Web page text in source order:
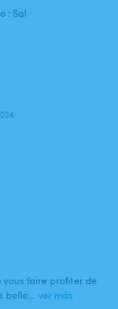
: Sal
vous faire profiter de
belle… ver más